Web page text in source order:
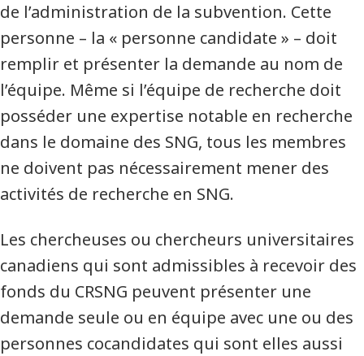
de l’administration de la subvention. Cette
personne – la « personne candidate » – doit
remplir et présenter la demande au nom de
l’équipe. Même si l’équipe de recherche doit
posséder une expertise notable en recherche
dans le domaine des SNG, tous les membres
ne doivent pas nécessairement mener des
activités de recherche en SNG.
Les chercheuses ou chercheurs universitaires
canadiens qui sont admissibles à recevoir des
fonds du CRSNG peuvent présenter une
demande seule ou en équipe avec une ou des
personnes cocandidates qui sont elles aussi